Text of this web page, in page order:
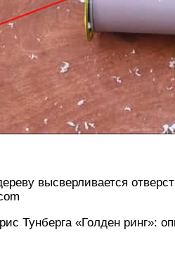
высверливается
Тунберга «Голден ринг»: